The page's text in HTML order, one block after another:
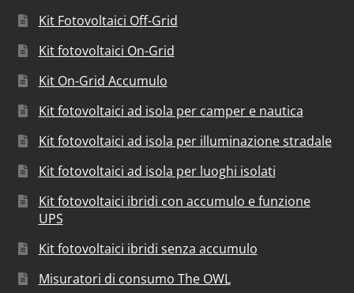
Kit Fotovoltaici Off-Grid
Kit fotovoltaici On-Grid
Kit On-Grid Accumulo
Kit fotovoltaici ad isola per camper e nautica
Kit fotovoltaici ad isola per illuminazione stradale
Kit fotovoltaici ad isola per luoghi isolati
Kit fotovoltaici ibridi con accumulo e funzione
UPS
Kit fotovoltaici ibridi senza accumulo
Misuratori di consumo The OWL